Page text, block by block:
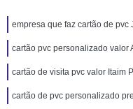
empresa que faz cartão de pvc
cartão pvc personalizado valor
cartão de visita pvc valor Itaim
cartão de pvc personalizado